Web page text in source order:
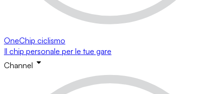
OneChip ciclismo
Il chip personale per le tue gare
Channel